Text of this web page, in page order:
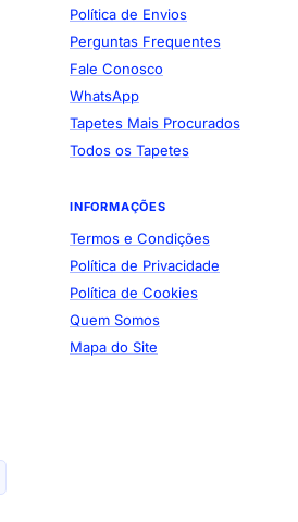
Política de Envios
Perguntas Frequentes
Fale Conosco
WhatsApp
Tapetes Mais Procurados
Todos os Tapetes
INFORMAÇÕES
Termos e Condições
Política de Privacidade
Política de Cookies
Quem Somos
Mapa do Site